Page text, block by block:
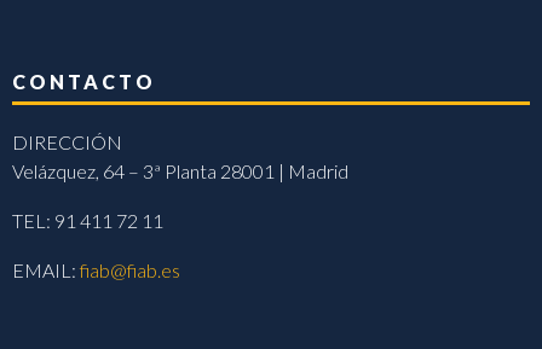
CONTACTO
DIRECCIÓN
Velázquez, 64 – 3ª Planta 28001 | Madrid
TEL: 91 411 72 11
EMAIL:fiab@fiab.es